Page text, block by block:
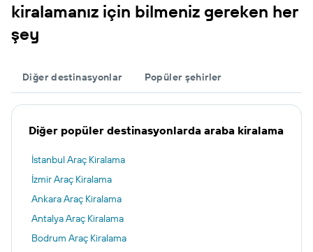
kiralamanız için bilmeniz gereken her
şey
Diğer destinasyonlar Popüler şehirler
Diğer popüler destinasyonlarda araba kiralama
İstanbul Araç Kiralama
İzmir Araç Kiralama
Ankara Araç Kiralama
Antalya Araç Kiralama
Bodrum Araç Kiralama